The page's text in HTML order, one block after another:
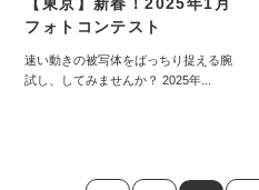
フォトコンテスト
速い動きの被写体をばっちり捉える腕
試し、してみませんか？ 2025年...